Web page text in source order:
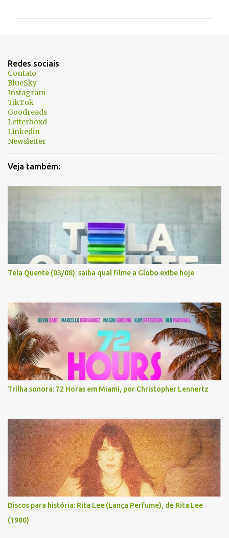
á
r
i
o
s
Redes sociais
Contato
BlueSky
Instagram
TikTok
Goodreads
Letterboxd
Linkedin
Newsletter
Veja também:
Tela Quente (03/08): saiba qual filme a Globo exibe hoje
Trilha sonora: 72 Horas em Miami, por Christopher Lennertz
Discos para história: Rita Lee (Lança Perfume), de Rita Lee
(1980)